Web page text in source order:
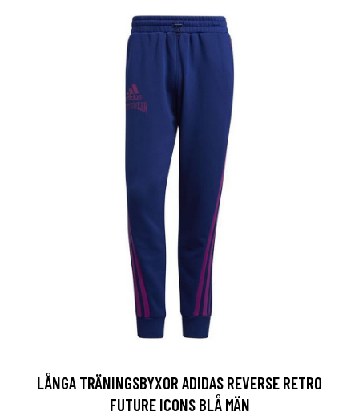
LÅNGA TRÄNINGSBYXOR ADIDAS REVERSE RETRO
FUTURE ICONS BLÅ MÄN